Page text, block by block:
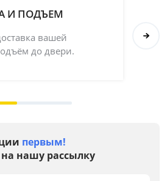
И ПОДЪЕМ
вашей
до двери.
первым!
нашу рассылку